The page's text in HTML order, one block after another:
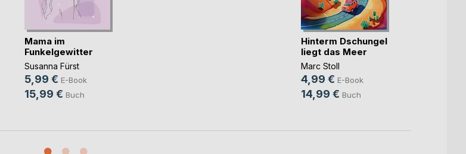
Mama im
Funkelgewitter
Susanna Fürst
5,99 € E-Book
15,99 € Buch
Hinterm Dschungel
liegt das Meer
Marc Stoll
4,99 € E-Book
14,99 € Buch